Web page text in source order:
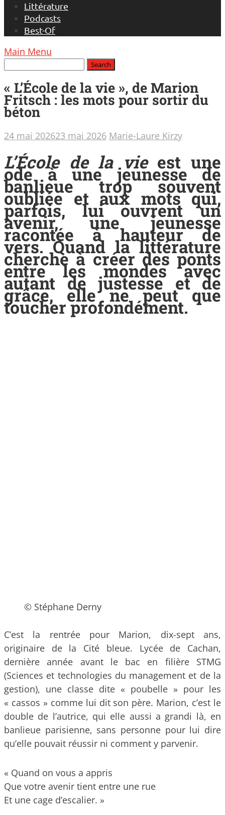
Littérature
Podcasts
Best-Of
Main Menu
« L’École de la vie », de Marion
Fritsch : les mots pour sortir du
béton
24 mai 202623 mai 2026 Marie-Laure Kirzy
L’École de la vieest une
ode à une jeunesse de
banlieue trop souvent
oubliée et aux mots qui,
parfois, lui ouvrent un
avenir, une jeunesse
racontée à hauteur de
vers. Quand la littérature
cherche à créer des ponts
entre les mondes avec
autant de justesse et de
grâce, elle ne peut que
toucher profondément.
© Stéphane Derny
C’est la rentrée pour Marion, dix-sept ans,
originaire de la Cité bleue. Lycée de Cachan,
dernière année avant le bac en filière STMG
(Sciences et technologies du management et de la
gestion), une classe dite « poubelle » pour les
« cassos » comme lui dit son père. Marion, c’est le
double de l’autrice, qui elle aussi a grandi là, en
banlieue parisienne, sans personne pour lui dire
qu’elle pouvait réussir ni comment y parvenir.
« Quand on vous a appris
Que votre avenir tient entre une rue
Et une cage d’escalier. »